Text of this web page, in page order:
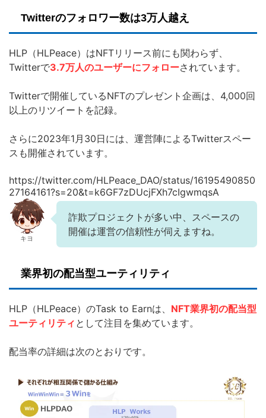
Twitterのフォロワー数は3万人越え
HLP（HLPeace）はNFTリリース前にも関わらず、
Twitterで3.7万人のユーザーにフォローされています。
Twitterで開催しているNFTのプレゼント企画は、4,000回
以上のリツイートを記録。
さらに2023年1月30日には、運営陣によるTwitterスペー
スも開催されています。
https://twitter.com/HLPeace_DAO/status/16195490850
27164161?s=20&t=k6GF7zDUcjFXh7cIgwmqsA
キヨ
詐欺プロジェクトが多い中、スペースの
開催は運営の信頼性が伺えますね。
業界初の配当型ユーティリティ
HLP（HLPeace）のTask to Earnは、 NFT業界初の配当型
ユーティリティ として注目を集めています。
配当率の詳細は次のとおりです。